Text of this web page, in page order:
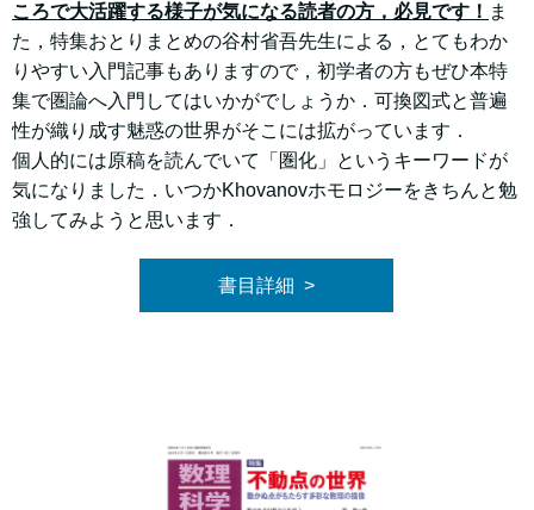
ころで大活躍する様子が気になる読者の方，必見です！ ま
た，特集おとりまとめの谷村省吾先生による，とてもわか
りやすい入門記事もありますので，初学者の方もぜひ本特
集で圏論へ入門してはいかがでしょうか．可換図式と普遍
性が織り成す魅惑の世界がそこには拡がっています．
個人的には原稿を読んでいて「圏化」というキーワードが
気になりました．いつかKhovanovホモロジーをきちんと勉
強してみようと思います．
書目詳細